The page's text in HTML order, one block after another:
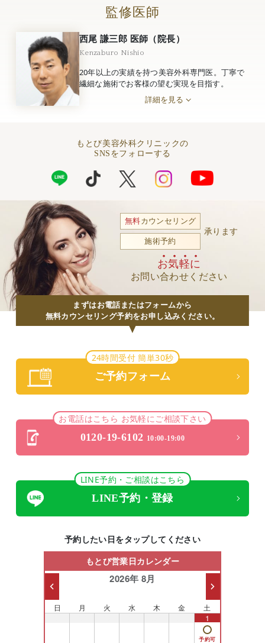
監修医師
西尾 謙三郎 医師（院長）
Kenzaburo Nishio
20年以上の実績を持つ美容外科専門医。丁寧で
繊細な施術でお客様の望む実現を目指す。
詳細を見る
もとび美容外科クリニックの
SNSをフォローする
無料カウンセリング
施術予約
承ります
お気軽に
お問い合わせください
まずはお電話またはフォームから
無料カウンセリング予約をお申し込みください。
24時間受付 簡単30秒
ご予約フォーム
お電話はこちら お気軽にご相談下さい
0120-19-6102 10:00-19:00
LINE予約・ご相談はこちら
LINE予約・登録
予約したい日をタップしてください
もとび営業日カレンダー
2026年 8月
日 月 火 水 木 金 土
1